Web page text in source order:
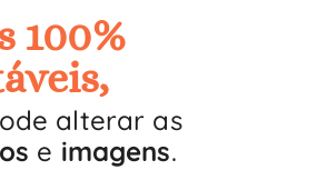
100%
alterar as
e imagens.